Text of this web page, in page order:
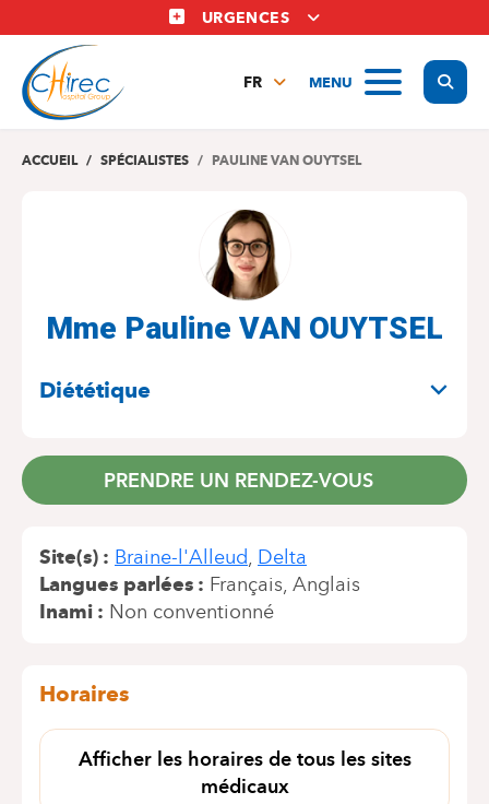
au
contenu
principal
URGENCES
MENU
FR
EN
ACCUEIL SPÉCIALISTES PAULINE VAN OUYTSEL
Mme Pauline VAN OUYTSEL
Diététique
PRENDRE UN RENDEZ-VOUS
Site(s) Braine-l'Alleud Delta
Langues parlées
Français Anglais
Inami
Non conventionné
Horaires
Afficher les horaires de tous les sites
médicaux